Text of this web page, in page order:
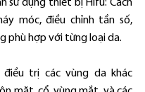
sử dụng thiết bị Hifu: Cách
móc, điều chỉnh tần số,
phù hợp với từng loại da.
trị các vùng da khác